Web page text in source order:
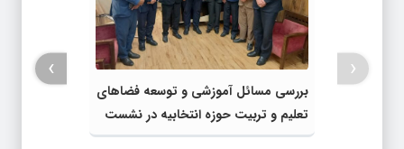
بررسی مسائل آموزشی و توسعه فضاهای
تعلیم و تربیت حوزه انتخابیه در نشست
مشترک عضو کمیسیون آموزش مجلس با
‹
›